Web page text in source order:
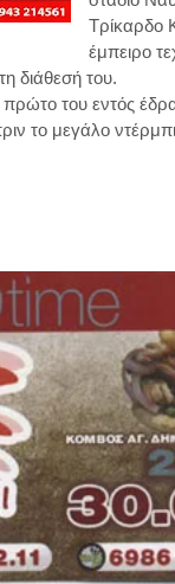
Τρίκαρδο
έμπειρο
διάθεσή του.
του εντός
το μεγάλο